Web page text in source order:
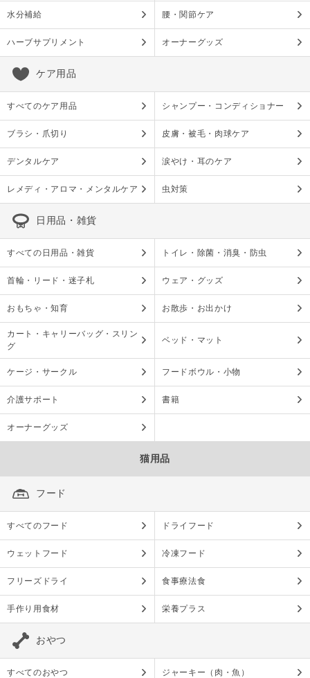
水分補給 腰・関節ケア
ハーブサプリメント オーナーグッズ
ケア用品
すべてのケア用品 シャンプー・コンディショナー
ブラシ・爪切り 皮膚・被毛・肉球ケア
デンタルケア 涙やけ・耳のケア
レメディ・アロマ・メンタルケア 虫対策
日用品・雑貨
すべての日用品・雑貨 トイレ・除菌・消臭・防虫
首輪・リード・迷子札 ウェア・グッズ
おもちゃ・知育 お散歩・お出かけ
カート・キャリーバッグ・スリン
グ
ベッド・マット
ケージ・サークル フードボウル・小物
介護サポート 書籍
オーナーグッズ
猫用品
フード
すべてのフード ドライフード
ウェットフード 冷凍フード
フリーズドライ 食事療法食
手作り用食材 栄養プラス
おやつ
すべてのおやつ ジャーキー（肉・魚）